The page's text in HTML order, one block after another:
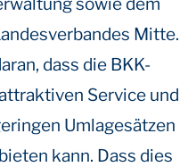
Mitte.
dass die BKK-
Service und
Umlagesätzen
kann. Dass dies